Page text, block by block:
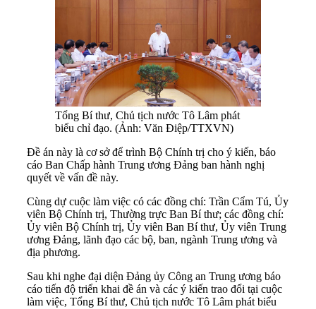
Tổng Bí thư, Chủ tịch nước Tô Lâm phát
biểu chỉ đạo. (Ảnh: Văn Điệp/TTXVN)
Đề án này là cơ sở để trình Bộ Chính trị cho ý kiến, báo
cáo Ban Chấp hành Trung ương Đảng ban hành nghị
quyết về vấn đề này.
Cùng dự cuộc làm việc có các đồng chí: Trần Cẩm Tú, Ủy
viên Bộ Chính trị, Thường trực Ban Bí thư; các đồng chí:
Ủy viên Bộ Chính trị, Ủy viên Ban Bí thư, Ủy viên Trung
ương Đảng, lãnh đạo các bộ, ban, ngành Trung ương và
địa phương.
Sau khi nghe đại diện Đảng ủy Công an Trung ương báo
cáo tiến độ triển khai đề án và các ý kiến trao đổi tại cuộc
làm việc, Tổng Bí thư, Chủ tịch nước Tô Lâm phát biểu